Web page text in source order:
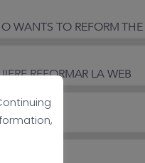
REFORMAR LA WEB